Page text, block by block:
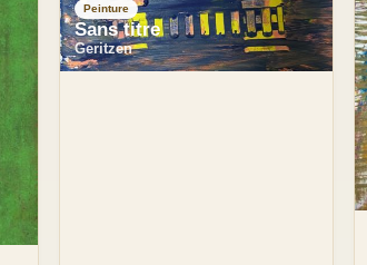
Peinture
Sans titre
Geritzen